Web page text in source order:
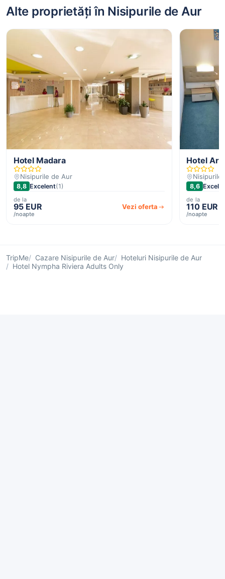
Alte proprietăți în Nisipurile de Aur
Hotel Madara
Nisipurile de Aur
8,8 Excelent(1)
de la
95 EUR
/noapte
Vezi oferta
Hotel
Nisipurile
8,6
de la
110 EUR
/noapte
TripMe Cazare Nisipurile de Aur
Hoteluri Nisipurile de Aur
Hotel Nympha Riviera Adults Only